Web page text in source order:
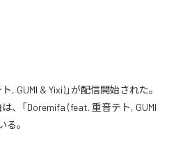
, GUMI & Yixi)」が配信開始された。
、「Doremifa (feat. 重音テト, GUMI
る。